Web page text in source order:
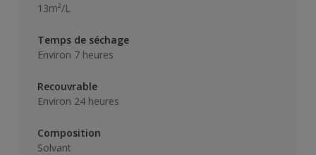
13m²/L
Temps de séchage
Environ 7 heures
Recouvrable
Environ 24 heures
Composition
Solvant